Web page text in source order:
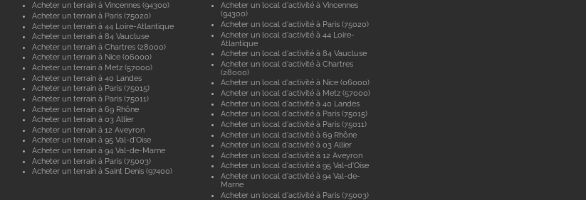
Acheter un terrain à Vincennes (94300)
Acheter un terrain à Paris (75020)
Acheter un terrain à 44 Loire-Atlantique
Acheter un terrain à 84 Vaucluse
Acheter un terrain à Chartres (28000)
Acheter un terrain à Nice (06000)
Acheter un terrain à Metz (57000)
Acheter un terrain à 40 Landes
Acheter un terrain à Paris (75015)
Acheter un terrain à Paris (75011)
Acheter un terrain à 69 Rhône
Acheter un terrain à 03 Allier
Acheter un terrain à 12 Aveyron
Acheter un terrain à 95 Val-d'Oise
Acheter un terrain à 94 Val-de-Marne
Acheter un terrain à Paris (75003)
Acheter un terrain à Saint Denis (97400)
Acheter un local d'activité à Vincennes
(94300)
Acheter un local d'activité à Paris (75020)
Acheter un local d'activité à 44 Loire-
Atlantique
Acheter un local d'activité à 84 Vaucluse
Acheter un local d'activité à Chartres
(28000)
Acheter un local d'activité à Nice (06000)
Acheter un local d'activité à Metz (57000)
Acheter un local d'activité à 40 Landes
Acheter un local d'activité à Paris (75015)
Acheter un local d'activité à Paris (75011)
Acheter un local d'activité à 69 Rhône
Acheter un local d'activité à 03 Allier
Acheter un local d'activité à 12 Aveyron
Acheter un local d'activité à 95 Val-d'Oise
Acheter un local d'activité à 94 Val-de-
Marne
Acheter un local d'activité à Paris (75003)